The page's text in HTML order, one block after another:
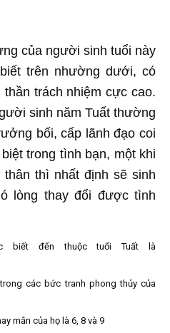
của người sinh tuổi này
trên nhường dưới, có
thần trách nhiệm cực cao.
sinh năm Tuất thường
bối, cấp lãnh đạo coi
trong tình bạn, một khi
thì nhất định sẽ sinh
lòng thay đổi được tình
biết đến thuộc tuổi Tuất là
các bức tranh phong thủy của
mắn của họ là 6, 8 và 9